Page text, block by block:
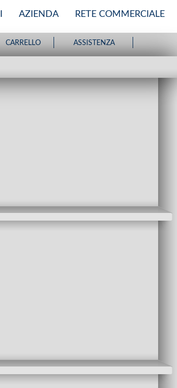
AZIENDA RETE COMMERCIALE
CARRELLO ASSISTENZA